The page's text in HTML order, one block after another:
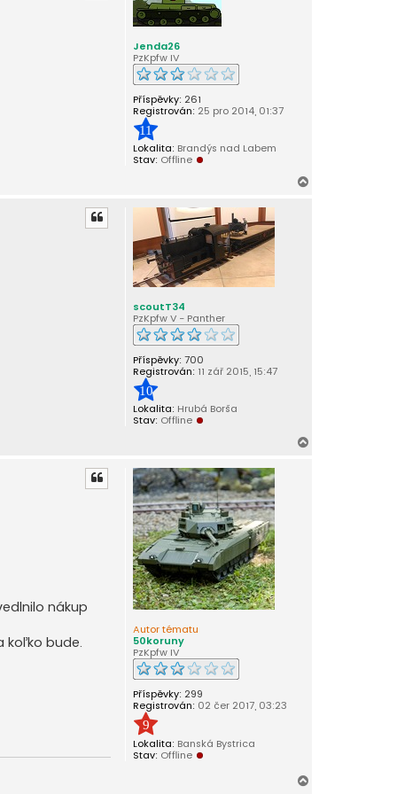
Jenda26
PzKpfw IV
Příspěvky: 261
Registrován: 25 pro 2014, 01:37
11
Lokalita: Brandýs nad Labem
Stav: Offline
scoutT34
PzKpfw V - Panther
Příspěvky: 700
Registrován: 11 zář 2015, 15:47
10
Lokalita: Hrubá Borša
Stav: Offline
Autor tématu
50koruny
PzKpfw IV
Příspěvky: 299
Registrován: 02 čer 2017, 03:23
9
Lokalita: Banská Bystrica
Stav: Offline
nákup
koľko bude.